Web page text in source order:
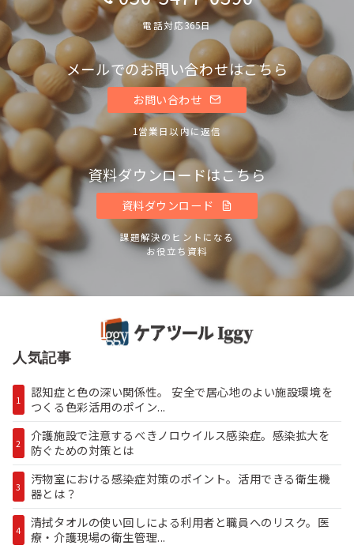
電話対応365日
メールでのお問い合わせはこちら
お問い合わせ
1営業日以内に返信
資料ダウンロードはこちら
資料ダウンロード
課題解決のヒントになる
お役立ち資料
人気記事
1
認知症と色の深い関係性。 安全で居心地のよい施設環境を
つくる色彩活用のポイン...
2
介護施設で注意するべきノロウイルス感染症。感染拡大を
防ぐための対策とは
3
汚物室における感染症対策のポイント。活用できる衛生機
器とは？
4
清拭タオルの使い回しによる利用者と職員へのリスク。医
療・介護現場の衛生管理...